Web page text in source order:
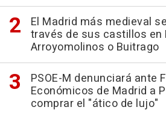
El Madrid más medieval
través de sus castillos en
Arroyomolinos o Buitrago
PSOE-M denunciará ante
Económicos de Madrid a
comprar el "ático de lujo"